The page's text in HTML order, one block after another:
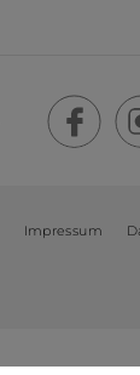
Impressum